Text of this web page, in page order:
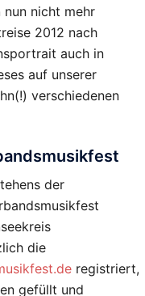
nun nicht mehr
2012 nach
auch in
auf unserer
verschiedenen
der
die
registriert,
gefüllt und